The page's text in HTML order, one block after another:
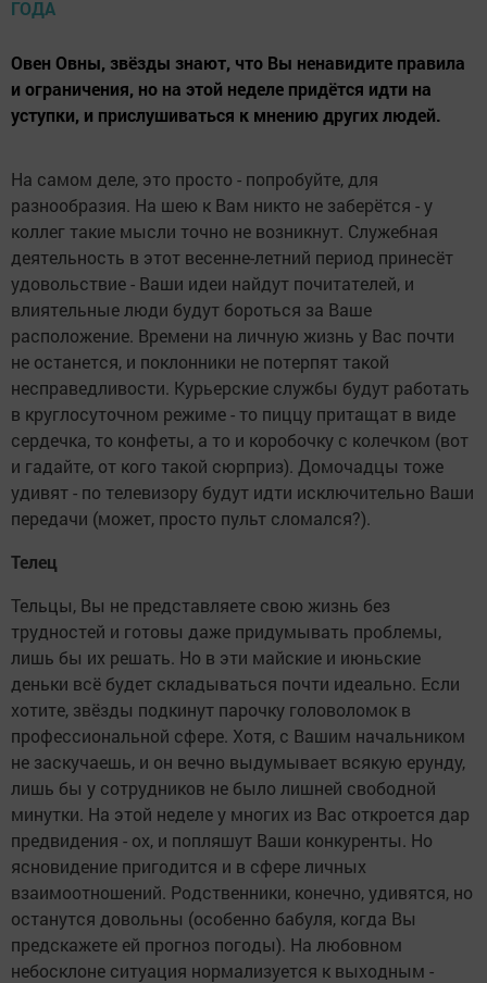
Овен Овны, звёзды знают, что Вы ненавидите правила
и ограничения, но на этой неделе придётся идти на
уступки, и прислушиваться к мнению других людей.
На самом деле, это просто - попробуйте, для
разнообразия. На шею к Вам никто не заберётся - у
коллег такие мысли точно не возникнут. Служебная
деятельность в этот весенне-летний период принесёт
удовольствие - Ваши идеи найдут почитателей, и
влиятельные люди будут бороться за Ваше
расположение. Времени на личную жизнь у Вас почти
не останется, и поклонники не потерпят такой
несправедливости. Курьерские службы будут работать
в круглосуточном режиме - то пиццу притащат в виде
сердечка, то конфеты, а то и коробочку с колечком (вот
и гадайте, от кого такой сюрприз). Домочадцы тоже
удивят - по телевизору будут идти исключительно Ваши
передачи (может, просто пульт сломался?).
Телец
Тельцы, Вы не представляете свою жизнь без
трудностей и готовы даже придумывать проблемы,
лишь бы их решать. Но в эти майские и июньские
деньки всё будет складываться почти идеально. Если
хотите, звёзды подкинут парочку головоломок в
профессиональной сфере. Хотя, с Вашим начальником
не заскучаешь, и он вечно выдумывает всякую ерунду,
лишь бы у сотрудников не было лишней свободной
минутки. На этой неделе у многих из Вас откроется дар
предвидения - ох, и попляшут Ваши конкуренты. Но
ясновидение пригодится и в сфере личных
взаимоотношений. Родственники, конечно, удивятся, но
останутся довольны (особенно бабуля, когда Вы
предскажете ей прогноз погоды). На любовном
небосклоне ситуация нормализуется к выходным -